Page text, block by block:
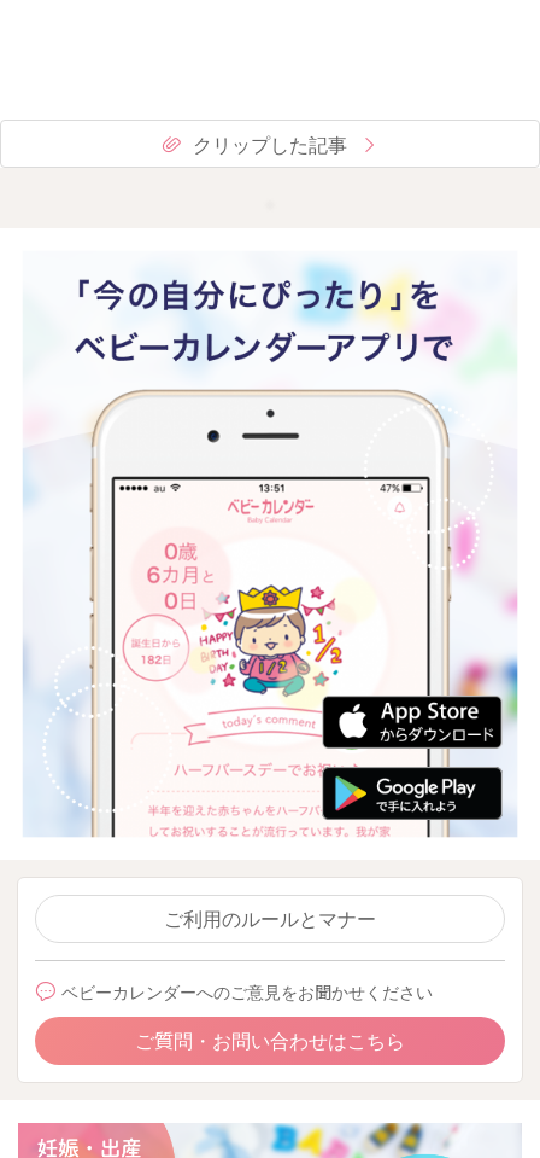
クリップした記事
ご利用のルールとマナー
ベビーカレンダーへのご意見をお聞かせください
ご質問・お問い合わせはこちら